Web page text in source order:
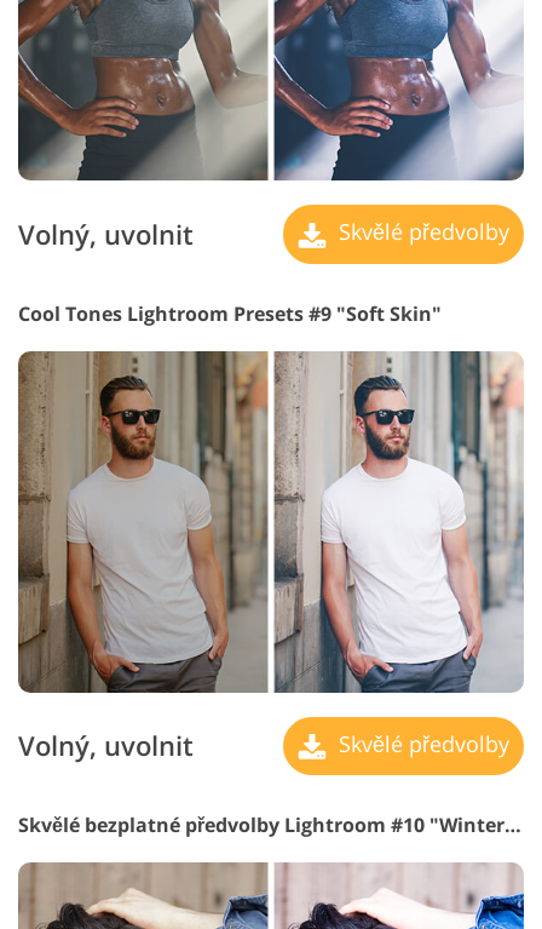
Volný, uvolnit Skvělé předvolby
Cool Tones Lightroom Presets #9 "Soft Skin"
Volný, uvolnit Skvělé předvolby
Skvělé bezplatné předvolby Lightroom #10 "Winter Tale"